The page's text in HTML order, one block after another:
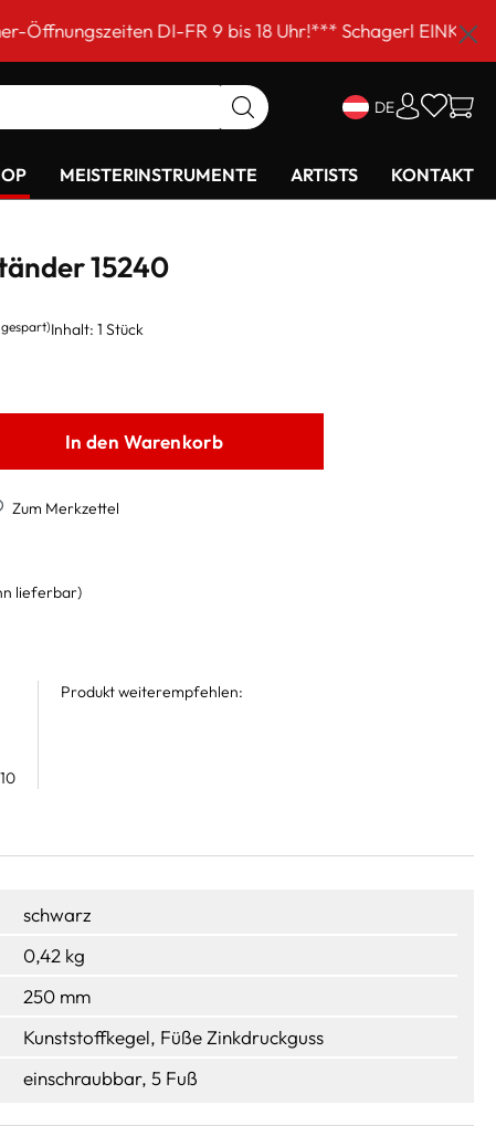
DI-FR 9 bis 18 Uhr!*** Schagerl
DE
MEISTERINSTRUMENTE ARTISTS KONTAKT
15240
gespart)Inhalt: 1 Stück
In den Warenkorb
Zum Merkzettel
lieferbar)
Produkt weiterempfehlen:
schwarz
0,42 kg
250 mm
Kunststoffkegel, Füße Zinkdruckguss
einschraubbar, 5 Fuß